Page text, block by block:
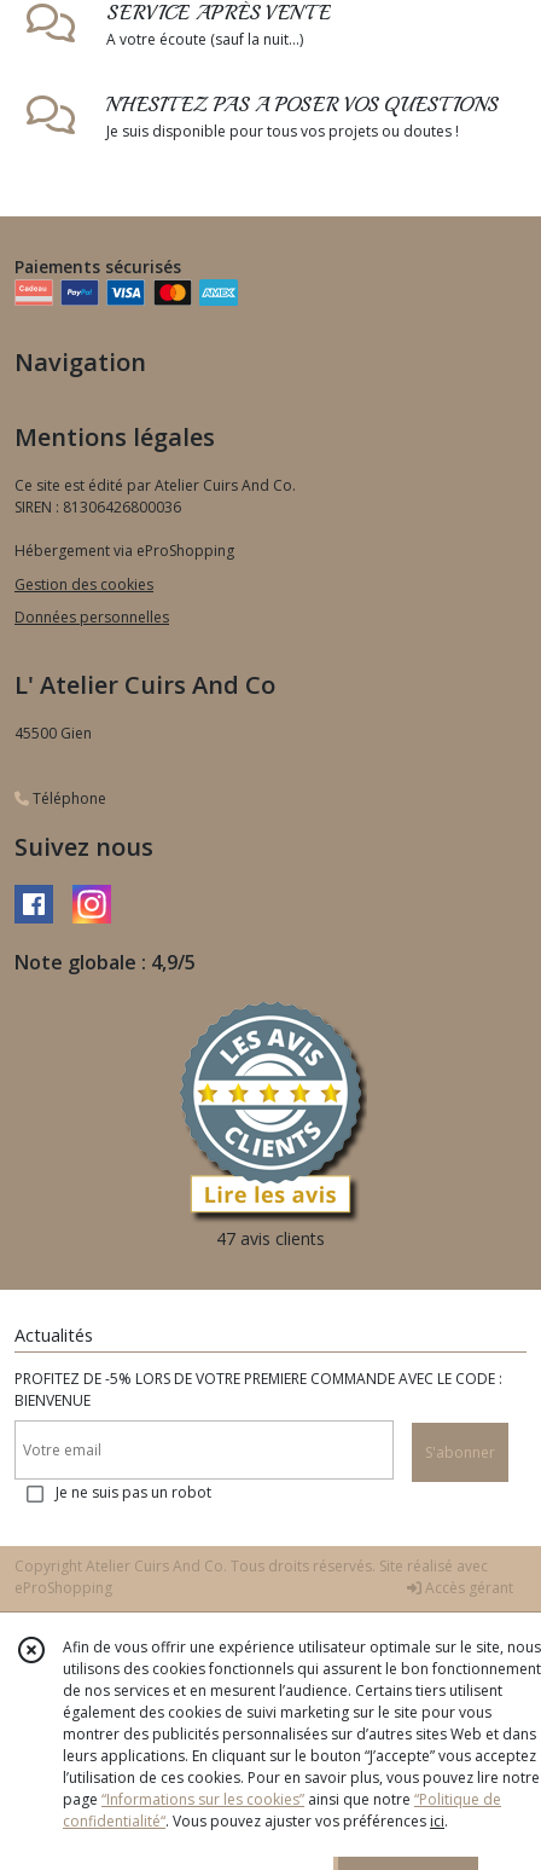
SERVICE APRÈS VENTE
A votre écoute (sauf la nuit...)
N'HESITEZ PAS A POSER VOS QUESTIONS
Je suis disponible pour tous vos projets ou doutes !
Paiements sécurisés
Navigation
Mentions légales
Ce site est édité par Atelier Cuirs And Co.
SIREN : 81306426800036
Hébergement via eProShopping
Gestion des cookies
Données personnelles
L' Atelier Cuirs And Co
45500 Gien
Téléphone
Suivez nous
Note globale : 4,9/5
47 avis clients
Actualités
PROFITEZ DE -5% LORS DE VOTRE PREMIERE COMMANDE AVEC LE CODE :
BIENVENUE
S'abonner
Je ne suis pas un robot
Copyright Atelier Cuirs And Co. Tous droits réservés. Site réalisé avec
eProShopping
Accès gérant
Afin de vous offrir une expérience utilisateur optimale sur le site, nous
utilisons des cookies fonctionnels qui assurent le bon fonctionnement
de nos services et en mesurent l’audience. Certains tiers utilisent
également des cookies de suivi marketing sur le site pour vous
montrer des publicités personnalisées sur d’autres sites Web et dans
leurs applications. En cliquant sur le bouton “J’accepte” vous acceptez
l’utilisation de ces cookies. Pour en savoir plus, vous pouvez lire notre
page “Informations sur les cookies” ainsi que notre “Politique de
confidentialité“. Vous pouvez ajuster vos préférences ici.